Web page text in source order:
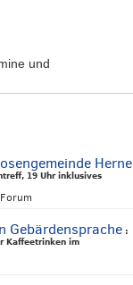
und
Herne
19 Uhr inklusives
Gebärdensprache:
Kaffeetrinken im